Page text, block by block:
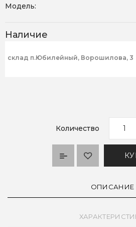
Модель:
Наличие
склад п.Юбилейный, Ворошилова, 3
Количество
ОПИСАНИЕ